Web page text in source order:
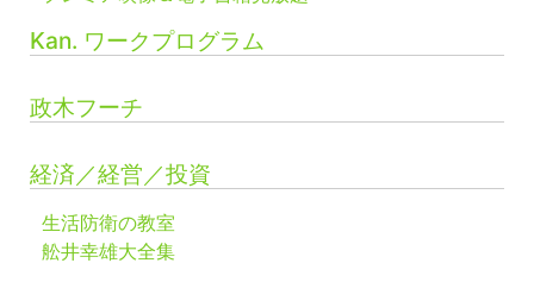
Kan. ワークプログラム
政木フーチ
経済／経営／投資
生活防衛の教室
舩井幸雄大全集